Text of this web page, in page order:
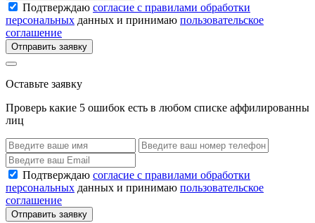
Подтверждаю согласие с правилами обработки
персональных данных и принимаю пользовательское
соглашение
Отправить заявку
Оставьте заявку
Проверь какие 5 ошибок есть в любом списке аффилированны
лиц
Подтверждаю согласие с правилами обработки
персональных данных и принимаю пользовательское
соглашение
Отправить заявку